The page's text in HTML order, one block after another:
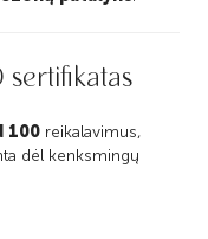
sertifikatas
100 reikalavimus,
dėl kenksmingų